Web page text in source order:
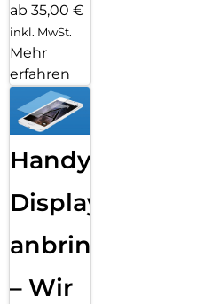
ab 35,00 €
inkl. MwSt.
Mehr
erfahren
Handy
Displayfolie
anbringen
– Wir